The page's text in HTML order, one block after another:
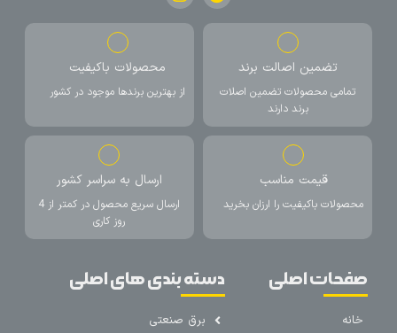
تضمین اصالت برند
تمامی محصولات تضمین اصلات
برند دارند
محصولات باکیفیت
از بهترین برندها موجود در کشور
قیمت مناسب
محصولات باکیفیت را ارزان بخرید
ارسال به سراسر کشور
ارسال سریع محصول در کمتر از 4
روز کاری
صفحات اصلی
خانه
دسته بندی های اصلی
برق صنعتی